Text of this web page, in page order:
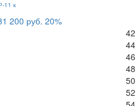
11 к
200 руб. 20%
42
44
46
48
50
52